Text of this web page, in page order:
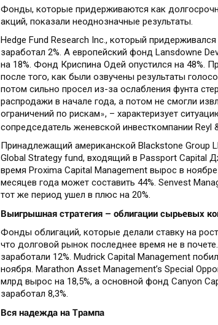
Фонды, которые придерживаются как
акций, показали неоднозначные результаты.
Hedge Fund Research Inc., который
заработал 2%. А европейский фонд Lansdowne
на 18%. Фонд Криспина Одей опустился на 48%.
после того, как были озвучены результаты
потом сильно просел из-за ослабления фунта
распродажи в начале года, а потом не смогли
ограничений по рискам», – характеризует
сопредседатель женевской инвесткомпании Reyl
Принадлежащий американской Blackstone Group
Global Strategy fund, входящий в Passport Capital
время Proxima Capital Management вырос в
месяцев года может составить 44%. Senvest
тот же период ушел в плюс на 20%.
Выигрышная стратегия – облигации сырьевых
Фонды облигаций, которые делали ставку на
что долговой рынок последнее время не в
заработали 12%. Mudrick Capital Management
ноября. Marathon Asset Management’s Special
млрд вырос на 18,5%, а основной фонд Canyon
заработал 8,3%.
Вся надежда на Трампа